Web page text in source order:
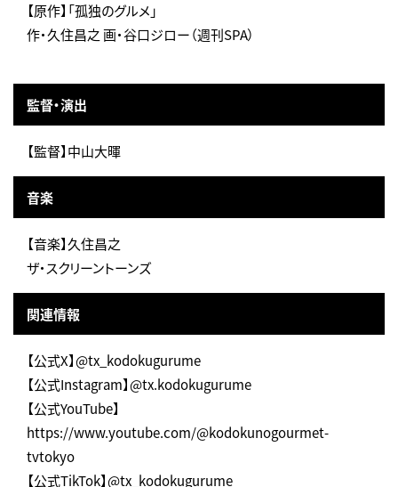
【原作】「孤独のグルメ」
作・久住昌之 画・谷口ジロー（週刊SPA）
監督・演出
【監督】中山大暉
音楽
【音楽】久住昌之
ザ・スクリーントーンズ
関連情報
【公式X】@tx_kodokugurume
【公式Instagram】@tx.kodokugurume
【公式YouTube】
https://www.youtube.com/@kodokunogourmet-
tvtokyo
【公式TikTok】@tx_kodokugurume